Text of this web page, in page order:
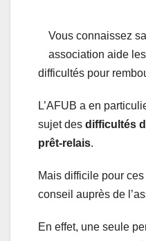
Vous connaissez
association aide
difficultés pour
L’AFUB a en
sujet des difficultés
prêt-relais.
Mais difficile pour
conseil auprès de
En effet, une seule